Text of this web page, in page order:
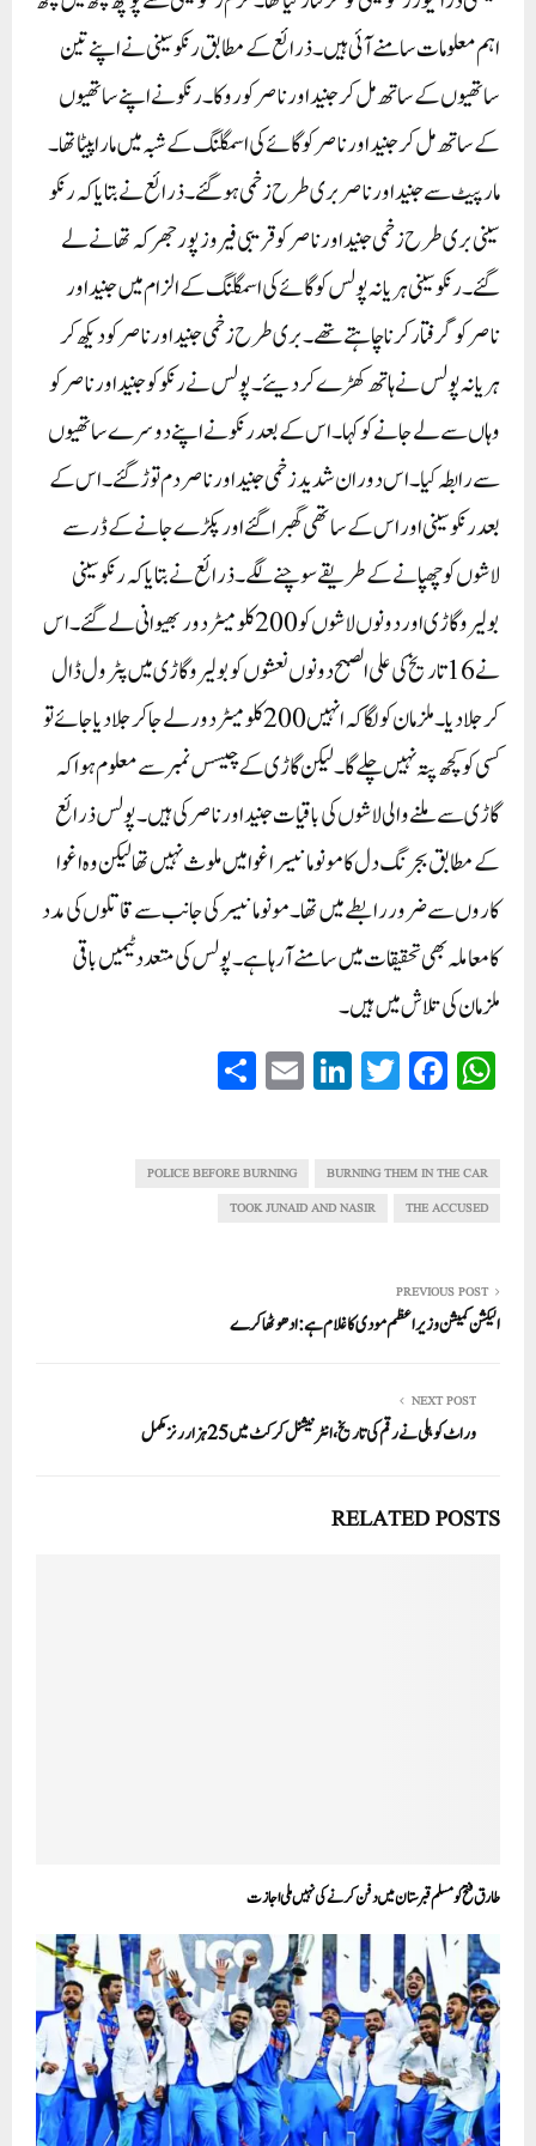
اہم معلومات سامنے آئی ہیں۔ ذرائع کے مطابق رنکو سینی نے اپنے تین
ساتھیوں کے ساتھ مل کر جنید اور ناصر کو روکا۔ رنکو نے اپنے ساتھیوں
کے ساتھ مل کر جنید اور ناصر کو گائے کی اسمگلنگ کے شبہ میں مارا پیٹا تھا۔
مار پیٹ سے جنید اور ناصر بری طرح زخمی ہو گئے۔ ذرائع نے بتایا کہ رنکو
سینی بری طرح زخمی جنید اور ناصر کو قریبی فیروز پور جھرکہ تھانے لے
گئے۔ رنکو سینی ہریانہ پولس کو گائے کی اسمگلنگ کے الزام میں جنید اور
ناصر کو گرفتار کرنا چاہتے تھے۔ بری طرح زخمی جنید اور ناصر کو دیکھ کر
ہریانہ پولس نے ہاتھ کھڑے کر دیئے۔ پولس نے رنکو کو جنید اور ناصر کو
وہاں سے لے جانے کو کہا۔ اس کے بعد رنکو نے اپنے دوسرے ساتھیوں
سے رابطہ کیا۔ اس دوران شدید زخمی جنید اور ناصر دم توڑ گئے۔ اس کے
بعد رنکو سینی اور اس کے ساتھی گھبرا گئے اور پکڑے جانے کے ڈر سے
لاشوں کو چھپانے کے طریقے سوچنے لگے۔ ذرائع نے بتایا کہ رنکو سینی
بولیرو گاڑی اور دونوں لاشوں کو 200 کلومیٹر دور بھیوانی لے گئے۔ اس
نے 16 تاریخ کی علی الصبح دونوں نعشوں کو بولیرو گاڑی میں پٹرول ڈال
کر جلا دیا۔ ملزمان کو لگا کہ انہیں 200 کلومیٹر دور لے جا کر جلا دیا جائے تو
کسی کو کچھ پتہ نہیں چلے گا۔ لیکن گاڑی کے چیسس نمبر سے معلوم ہوا کہ
گاڑی سے ملنے والی لاشوں کی باقیات جنید اور ناصر کی ہیں۔ پولس ذرائع
کے مطابق بجرنگ دل کا مونو مانیسر اغوا میں ملوث نہیں تھا لیکن وہ اغوا
کاروں سے ضرور رابطے میں تھا۔ مونو مانیسر کی جانب سے قاتلوں کی مدد
کا معاملہ بھی تحقیقات میں سامنے آرہا ہے۔ پولس کی متعدد ٹیمیں باقی
ملزمان کی تلاش میں ہیں۔
W
ha
A
pp
Fa
ce
ok
T
wi
r
Li
nk
In
E
m
BURNING THEM IN THE CAR
POLICE BEFORE BURNING
THE ACCUSED
TOOK JUNAID AND NASIR
PREVIOUS POST
الیکشن کمیشن وزیر اعظم مودی کا غلام ہے: ادھو ٹھاکرے
NEXT POST
وراٹ کوہلی نے رقم کی تاریخ، انٹرنیشنل کرکٹ میں 25 ہزار رنزمکمل
RELATED POSTS
طارق فتح کو مسلم قبرستان میں دفن کرنے کی نہیں ملی اجازت